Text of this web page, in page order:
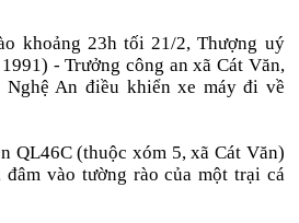
khoảng 23h tối 21/2, Thượng uý
- Trưởng công an xã Cát Văn,
Nghệ An điều khiển xe máy đi về
QL46C (thuộc xóm 5, xã Cát Văn)
vào tường rào của một trại cá